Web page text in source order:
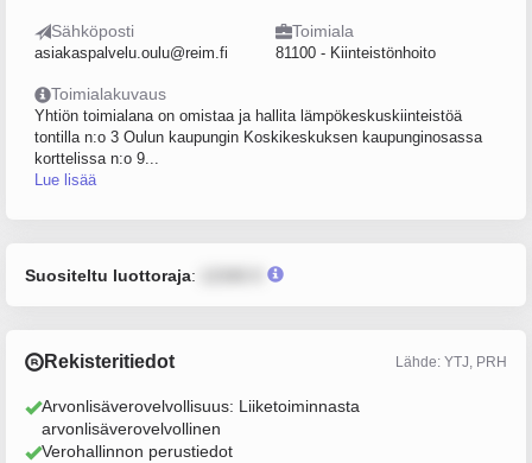
Sähköposti
asiakaspalvelu.oulu@reim.fi
Toimiala
81100 - Kiinteistönhoito
Toimialakuvaus
Yhtiön toimialana on omistaa ja hallita lämpökeskuskiinteistöä
tontilla n:o 3 Oulun kaupungin Koskikeskuksen kaupunginosassa
korttelissa n:o 9...
Lue lisää
Suositeltu luottoraja:
Rekisteritiedot Lähde: YTJ, PRH
Arvonlisäverovelvollisuus: Liiketoiminnasta
arvonlisäverovelvollinen
Verohallinnon perustiedot